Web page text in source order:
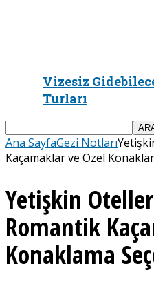
Vizesiz
Turları
Ana SayfaGezi Notları
Kaçamaklar ve Özel
Yetişkin
Romantik
Konaklama